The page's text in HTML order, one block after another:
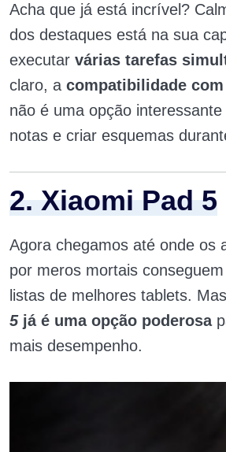
Acha que já está incrível?
dos destaques está na sua
executar várias tarefas
claro, a compatibilidade com
não é uma opção
notas e criar esquemas
2. Xiaomi Pad 5
Agora chegamos até onde os
por meros mortais
listas de melhores tablets. Mas
5já é uma opção poderosa
mais desempenho.